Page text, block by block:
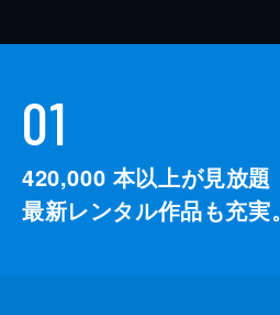
01
420,000 本以上が見放題
最新レンタル作品も充実。